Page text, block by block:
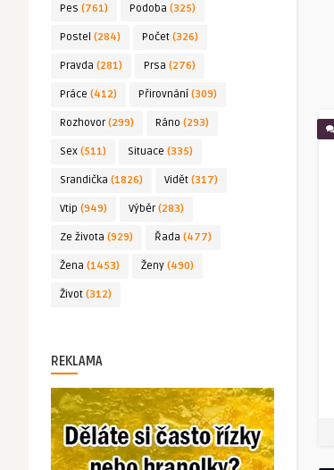
Pes (761) Podoba (325)
Postel (284) Počet (326)
Pravda (281) Prsa (276)
Práce (412) Přirovnání (309)
Rozhovor(299) Ráno (293)
Sex (511) Situace (335)
Srandička (1826) Vidět (317)
Vtip (949) Výběr(283)
Ze života (929) Řada (477)
Žena (1453) Ženy (490)
Život (312)
REKLAMA